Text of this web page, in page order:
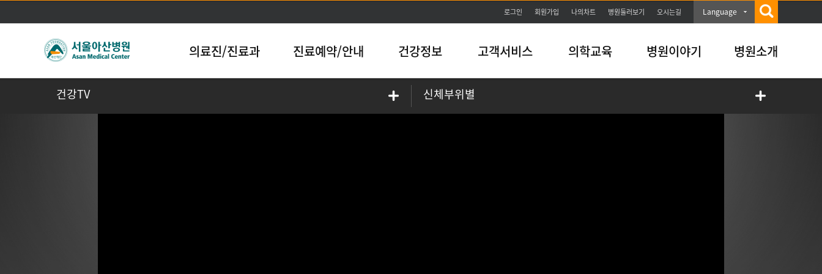
본문바로가기
로그인 회원가입 나의차트 병원둘러보기 오시는길 Language
의료진/진료과 진료예약/안내 건강정보 고객서비스 의학교육 병원이야기 병원소개
건강TV 신체부위별